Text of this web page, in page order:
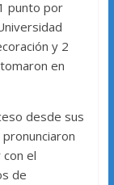
punto por
y 2
en
desde sus
el
de